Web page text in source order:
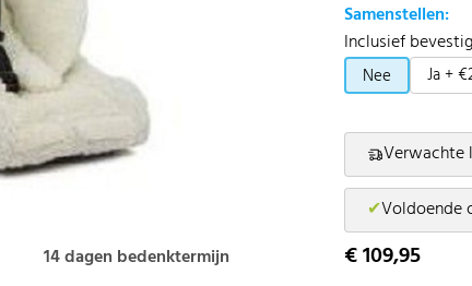
14 dagen bedenktermijn
Samenstellen:
Inclusief
Nee Ja +
Verwachte
✔Voldoende
€ 109,95